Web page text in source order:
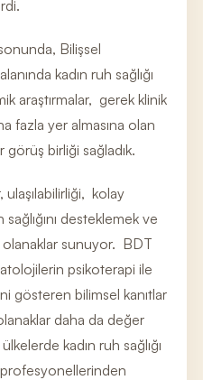
Bilişsel
kadın ruh sağlığı
araştırmalar, gerek klinik
fazla yer almasına olan
birliği sağladık.
ulaşılabilirliği, kolay
desteklemek ve
sunuyor. BDT
psikoterapi ile
gösteren bilimsel kanıtlar
daha da değer
kadın ruh sağlığı
profesyonellerinden